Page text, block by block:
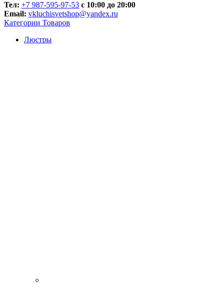
Тел: +7 987-595-97-53 с 10:00 до 20:00
Email: vkluchisvetshop@yandex.ru
Категории Товаров
Люстры